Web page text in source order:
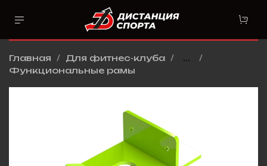
Главная Для фитнес-клуба
...
Функциональные рамы